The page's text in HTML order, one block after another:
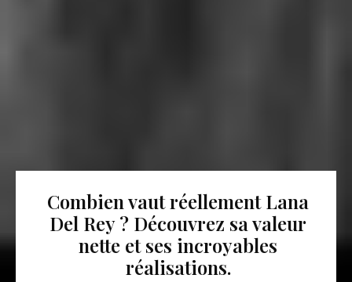
Combien vaut réellement Lana
Del Rey ? Découvrez sa valeur
nette et ses incroyables
réalisations.